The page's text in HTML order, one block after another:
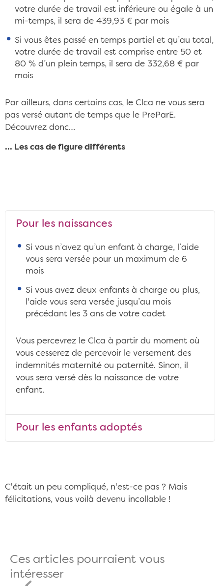
votre durée de travail est inférieure ou égale à un
mi-temps, il sera de 439,93 € par mois
Si vous êtes passé en temps partiel et qu’au total,
votre durée de travail est comprise entre 50 et
80 % d’un plein temps, il sera de 332,68 € par
mois
Par ailleurs, dans certains cas, le Clca ne vous sera
pas versé autant de temps que le PreParE.
Découvrez donc…
... Les cas de figure différents
Pour les naissances
Si vous n’avez qu’un enfant à charge, l’aide
vous sera versée pour un maximum de 6
mois
Si vous avez deux enfants à charge ou plus,
l'aide vous sera versée jusqu’au mois
précédant les 3 ans de votre cadet
Vous percevrez le Clca à partir du moment où
vous cesserez de percevoir le versement des
indemnités maternité ou paternité. Sinon, il
vous sera versé dès la naissance de votre
enfant.
Pour les enfants adoptés
C'était un peu compliqué, n'est-ce pas ? Mais
félicitations, vous voilà devenu incollable !
Ces articles pourraient vous
intéresser